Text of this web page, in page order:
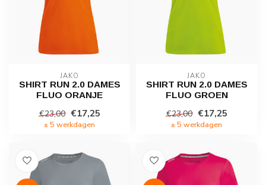
JAKO
SHIRT RUN 2.0 DAMES
FLUO ORANJE
€23,00 €17,25
± 5 werkdagen
JAKO
SHIRT RUN 2.0 DAMES
FLUO GROEN
€23,00 €17,25
± 5 werkdagen